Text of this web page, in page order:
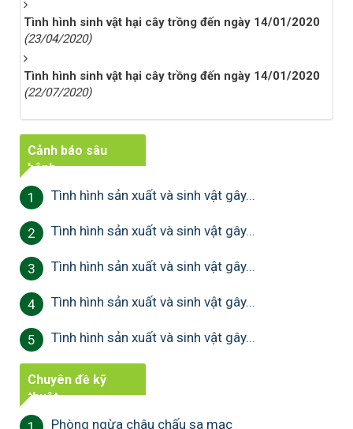
Tình hình sinh vật hại cây trồng đến ngày 14/01/2020
(23/04/2020)
Tình hình sinh vật hại cây trồng đến ngày 14/01/2020
(22/07/2020)
Cảnh báo sâu
bệnh
1 Tình hình sản xuất và sinh vật gây...
2 Tình hình sản xuất và sinh vật gây...
3 Tình hình sản xuất và sinh vật gây...
4 Tình hình sản xuất và sinh vật gây...
5 Tình hình sản xuất và sinh vật gây...
Chuyên đề kỹ
thuật
Phòng ngừa châu chấu sa mạc